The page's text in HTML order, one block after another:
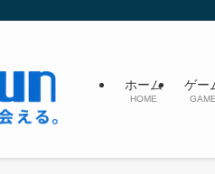
ホーム
HOME
ゲー
GAME